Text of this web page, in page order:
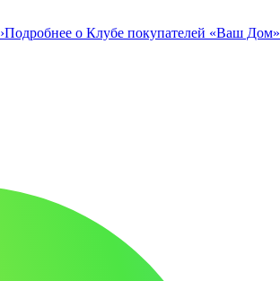
›Подробнее о Клубе покупателей «Ваш Дом»